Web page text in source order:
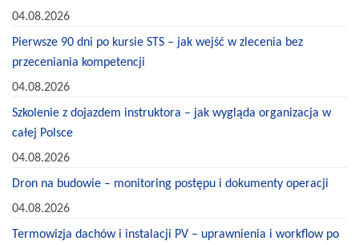
04.08.2026
Pierwsze 90 dni po kursie STS – jak wejść w zlecenia bez
przeceniania kompetencji
04.08.2026
Szkolenie z dojazdem instruktora – jak wygląda organizacja w
całej Polsce
04.08.2026
Dron na budowie – monitoring postępu i dokumenty operacji
04.08.2026
Termowizja dachów i instalacji PV – uprawnienia i workflow po